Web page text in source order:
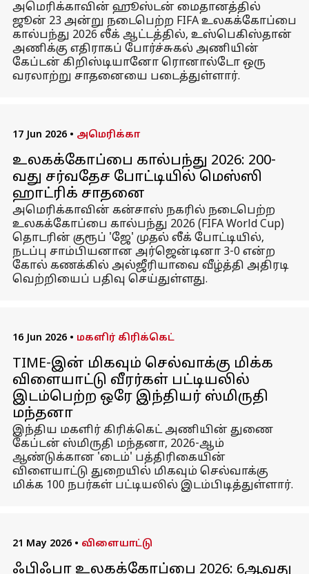
அமெரிக்காவின் ஹூஸ்டன் மைதானத்தில்
ஜூன் 23 அன்று நடைபெற்ற FIFA உலகக்கோப்பை
கால்பந்து 2026 லீக் ஆட்டத்தில், உஸ்பெகிஸ்தான்
அணிக்கு எதிராகப் போர்ச்சுகல் அணியின்
கேப்டன் கிறிஸ்டியானோ ரொனால்டோ ஒரு
வரலாற்று சாதனையை படைத்துள்ளார்.
17 Jun 2026 • அமெரிக்கா
உலகக்கோப்பை கால்பந்து 2026: 200-
வது சர்வதேச போட்டியில் மெஸ்ஸி
ஹாட்ரிக் சாதனை
அமெரிக்காவின் கன்சாஸ் நகரில் நடைபெற்ற
உலகக்கோப்பை கால்பந்து 2026 (FIFA World Cup)
தொடரின் குரூப் 'ஜே' முதல் லீக் போட்டியில்,
நடப்பு சாம்பியனான அர்ஜென்டினா 3-0 என்ற
கோல் கணக்கில் அல்ஜீரியாவை வீழ்த்தி அதிரடி
வெற்றியைப் பதிவு செய்துள்ளது.
16 Jun 2026 • மகளிர் கிரிக்கெட்
TIME-இன் மிகவும் செல்வாக்கு மிக்க
விளையாட்டு வீரர்கள் பட்டியலில்
இடம்பெற்ற ஒரே இந்தியர் ஸ்மிருதி
மந்தனா
இந்திய மகளிர் கிரிக்கெட் அணியின் துணை
கேப்டன் ஸ்மிருதி மந்தனா, 2026-ஆம்
ஆண்டுக்கான 'டைம்' பத்திரிகையின்
விளையாட்டு துறையில் மிகவும் செல்வாக்கு
மிக்க 100 நபர்கள் பட்டியலில் இடம்பிடித்துள்ளார்.
21 May 2026 • விளையாட்டு
ஃபிஃபா உலகக்கோப்பை 2026: 6ஆவது